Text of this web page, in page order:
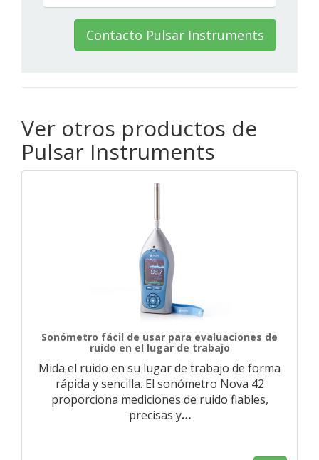
Contacto Pulsar Instruments
Ver otros productos de
Pulsar Instruments
Sonómetro fácil de usar para evaluaciones de
ruido en el lugar de trabajo
Mida el ruido en su lugar de trabajo de forma
rápida y sencilla. El sonómetro Nova 42
proporciona mediciones de ruido fiables,
precisas y…